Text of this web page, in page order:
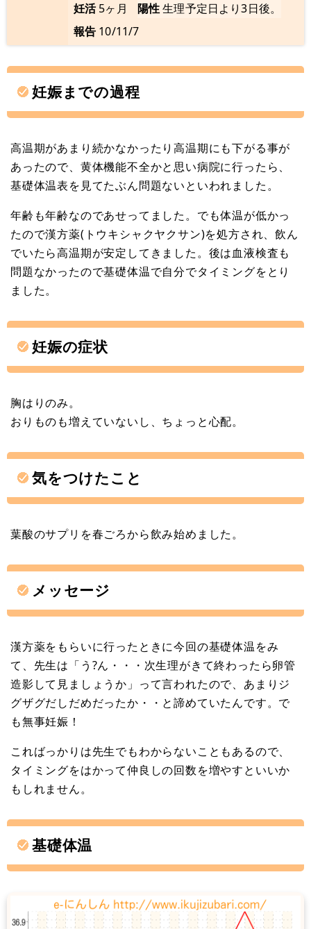
妊活 5ヶ月 陽性生理予定日より3日後。
報告 10/11/7
妊娠までの過程
高温期があまり続かなかったり高温期にも下がる事が
あったので、黄体機能不全かと思い病院に行ったら、
基礎体温表を見てたぶん問題ないといわれました。
年齢も年齢なのであせってました。でも体温が低かっ
たので漢方薬(トウキシャクヤクサン)を処方され、飲ん
でいたら高温期が安定してきました。後は血液検査も
問題なかったので基礎体温で自分でタイミングをとり
ました。
妊娠の症状
胸はりのみ。
おりものも増えていないし、ちょっと心配。
気をつけたこと
葉酸のサプリを春ごろから飲み始めました。
メッセージ
漢方薬をもらいに行ったときに今回の基礎体温をみ
て、先生は「う?ん・・・次生理がきて終わったら卵管
造影して見ましょうか」って言われたので、あまりジ
グザグだしだめだったか・・と諦めていたんです。で
も無事妊娠！
こればっかりは先生でもわからないこともあるので、
タイミングをはかって仲良しの回数を増やすといいか
もしれません。
基礎体温